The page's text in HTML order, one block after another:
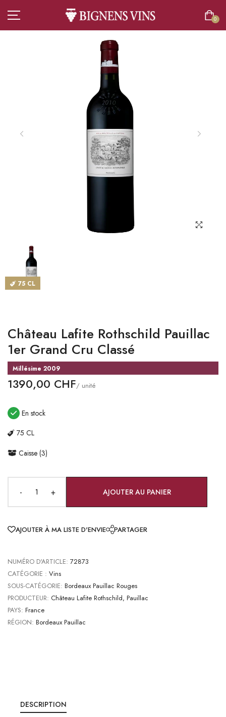
0
TOUT L’ASSORTIMENT
VINS
CATALOGUES
MAGASINS
CONTACT
Langue
Devise
75 CL
Château Lafite Rothschild Pauillac
1er Grand Cru Classé
Millésime 2009
1390,00 CHF/ unité
En stock
75 CL
Caisse (3)
- + AJOUTER AU PANIER
AJOUTER À MA LISTE D'ENVIE PARTAGER
NUMÉRO D'ARTICLE: 72873
CATÉGORIE : Vins
SOUS-CATÉGORIE: Bordeaux Pauillac Rouges
PRODUCTEUR: Château Lafite Rothschild, Pauillac
PAYS: France
RÉGION: Bordeaux Pauillac
DESCRIPTION